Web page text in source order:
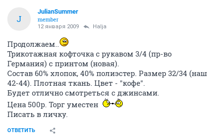
J
JulianSummer
member
12 января 2009 Halja
Продолжаем..
Трикотажная кофточка с рукавом 3/4 (пр-во
Германия) с принтом (новая).
Состав 60% хлопок, 40% полиэстер. Размер 32/34 (наш
42-44). Плотная ткань. Цвет - "кофе".
Будет отлично смотреться с джинсами.
Цена 500р. Торг уместен
Писать в личку.
ОТВЕТИТЬ